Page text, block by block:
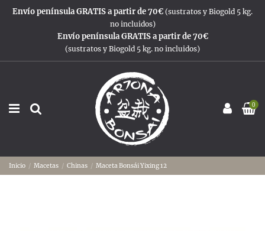
Envío península GRATIS a partir de 70€ (sustratos y Biogold 5 kg.
no incluidos)
Envío península GRATIS a partir de 70€
(sustratos y Biogold 5 kg. no incluidos)
0
Inicio Macetas Chinas Maceta Bonsái Yixing 12